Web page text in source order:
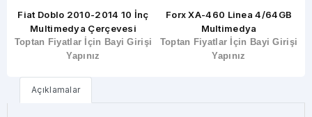
Fiat Doblo 2010-2014 10 İnç
Multimedya Çerçevesi
Toptan Fiyatlar İçin Bayi Girişi
Yapınız
Forx XA-460 Linea 4/64GB
Multimedya
Toptan Fiyatlar İçin Bayi Girişi
Yapınız
Açıklamalar